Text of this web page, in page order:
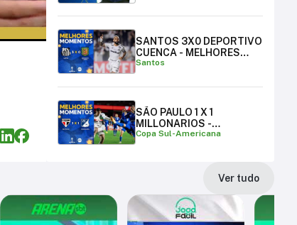
SANTOS 3X0 DEPORTIVO
CUENCA - MELHORES
MOMENTOS
Santos
SÃO PAULO 1 X 1
MILLONARIOS -
MELHORES MOMENTOS |
Copa Sul-Americana
Ver tudo